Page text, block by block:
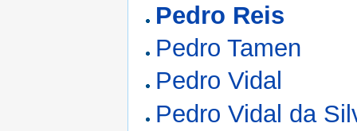
Pedro Reis
Pedro Tamen
Pedro Vidal
Pedro Vidal da